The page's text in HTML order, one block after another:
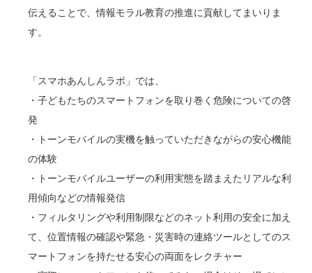
伝えることで、情報モラル教育の推進に貢献してまいりま
す。
「スマホあんしんラボ」では、
・子どもたちのスマートフォンを取り巻く危険についての啓
発
・トーンモバイルの実機を触っていただきながらの安心機能
の体験
・トーンモバイルユーザーの利用実態を踏まえたリアルな利
用傾向などの情報発信
・フィルタリングや利用制限などのネット利用の安全に加え
て、位置情報の確認や緊急・災害時の連絡ツールとしてのス
マートフォンを持たせる安心の両面をレクチャー